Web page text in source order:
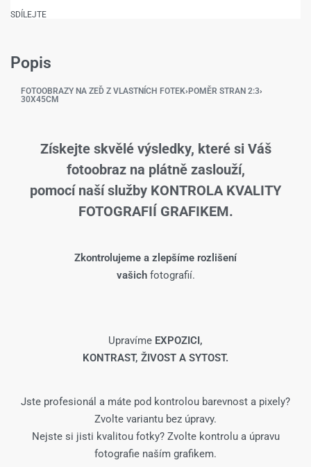
SDÍLEJTE
Popis
FOTOOBRAZY NA ZEĎ Z VLASTNÍCH FOTEK› POMĚR STRAN 2:3›
30X45CM
Získejte skvělé výsledky, které si Váš
fotoobraz na plátně zaslouží,
pomocí naší služby KONTROLA KVALITY
FOTOGRAFIÍ GRAFIKEM.
Zkontrolujeme a zlepšíme rozlišení
vašich fotografií.
Upravíme EXPOZICI,
KONTRAST, ŽIVOST A SYTOST.
Jste profesionál a máte pod kontrolou barevnost a pixely?
Zvolte variantu bez úpravy.
Nejste si jisti kvalitou fotky? Zvolte kontrolu a úpravu
fotografie naším grafikem.